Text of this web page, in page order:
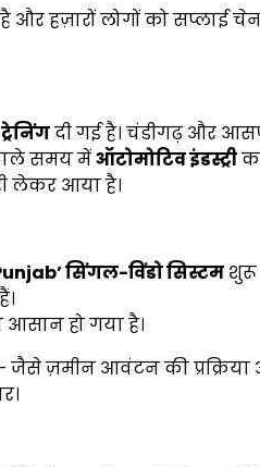
और हज़ारों लोगों को सप्लाई
दी गई है। चंडीगढ़ और
समय मेंऑटोमोटिव इंडस्ट्री
लेकर आया है।
सिंगल-विंडो सिस्टम शुरू
हो गया है।
जैसे ज़मीन आवंटन की